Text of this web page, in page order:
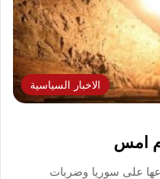
الاخبار السياسية
امس
على سوريا وضربات